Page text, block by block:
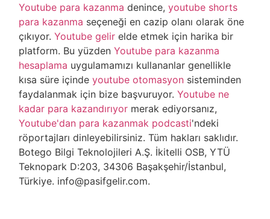
Youtube para kazanma denince,youtube shorts
para kazanma seçeneği en cazip olanı olarak öne
çıkıyor.Youtube gelir elde etmek için harika bir
platform. Bu yüzdenYoutube para kazanma
hesaplama uygulamamızı kullananlar genellikle
kısa süre içindeyoutube otomasyon sisteminden
faydalanmak için bize başvuruyor.Youtube ne
kadar para kazandırıyor merak ediyorsanız,
Youtube'dan para kazanmak podcasti'ndeki
röportajları dinleyebilirsiniz. Tüm hakları saklıdır.
Botego Bilgi Teknolojileri A.Ş. İkitelli OSB, YTÜ
Teknopark D:203, 34306 Başakşehir/İstanbul,
Türkiye. info@pasifgelir.com.